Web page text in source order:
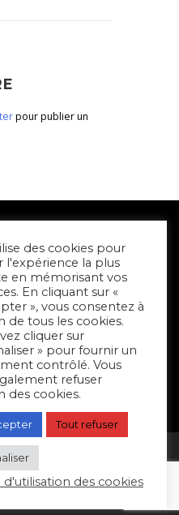
pour publier un
SORTIR À NIORT
par
|Plan du site
des cookies pour
l'expérience la plus
en mémorisant vos
En cliquant sur «
», vous consentez à
de tous les cookies.
cliquer sur
» pour fournir un
contrôlé. Vous
refuser
des cookies.
Tout refuser
d'utilisation des cookies